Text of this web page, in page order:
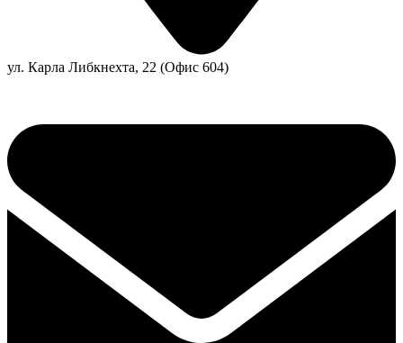
ул. Карла Либкнехта, 22 (Офис 604)